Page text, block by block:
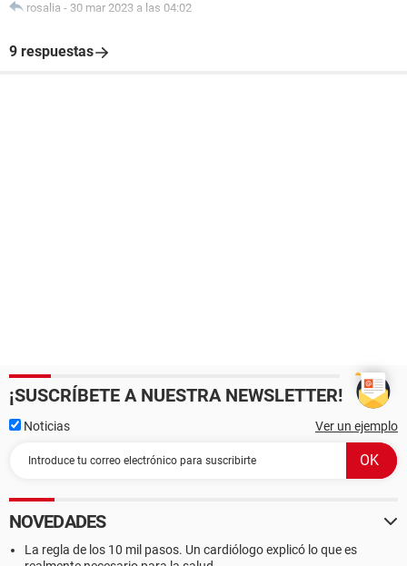
rosalia - 30 mar 2023 a las 04:02
9 respuestas
¡SUSCRÍBETE A NUESTRA NEWSLETTER!
Noticias Ver un ejemplo
NOVEDADES
La regla de los 10 mil pasos. Un cardiólogo explicó lo que es